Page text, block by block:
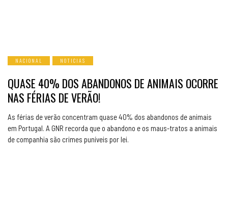
NACIONAL NOTICIAS
QUASE 40% DOS ABANDONOS DE ANIMAIS OCORRE
NAS FÉRIAS DE VERÃO!
As férias de verão concentram quase 40% dos abandonos de animais
em Portugal. A GNR recorda que o abandono e os maus-tratos a animais
de companhia são crimes puníveis por lei.